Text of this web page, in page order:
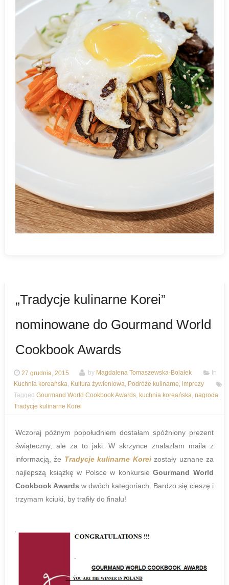
„Tradycje kulinarne Korei”
nominowane do Gourmand World
Cookbook Awards
27 grudnia, 2015 by Magdalena Tomaszewska-Bolałek
In
Kuchnia koreańska, Kultura żywieniowa, Podróże kulinarne, imprezy
Tagged Gourmand World Cookbook Awards, kuchnia koreańska, nagroda,
Tradycje kulinarne Korei
Wczoraj późnym popołudniem dostałam spóźniony prezent
świąteczny, ale za to jaki. W skrzynce znalazłam maila z
informacją, że Tradycje kulinarne Koreizostały uznane za
najlepszą książkę w Polsce w konkursieGourmand World
Cookbook Awards w dwóch kategoriach. Bardzo się cieszę i
trzymam kciuki, by trafiły do finału!